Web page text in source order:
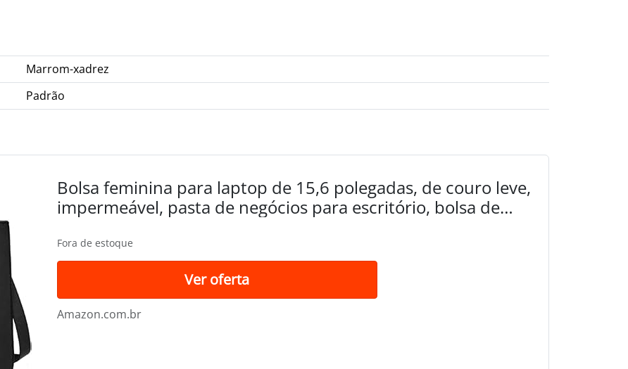
Marrom-xadrez
Padrão
Bolsa feminina para laptop de 15,6 polegadas, de couro leve,
impermeável, pasta de negócios para escritório, bolsa de
Fora de estoque
Ver oferta
Amazon.com.br